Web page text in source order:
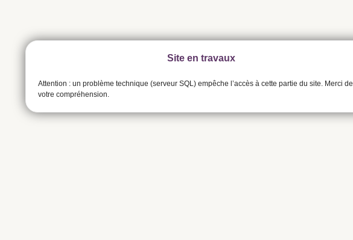
Site en travaux
Attention : un problème technique (serveur SQL) empêche l’accès à cette partie du site. Merci de
votre compréhension.